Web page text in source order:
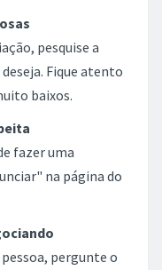
pesquise a
Fique atento
baixos.
fazer uma
na página do
pergunte o